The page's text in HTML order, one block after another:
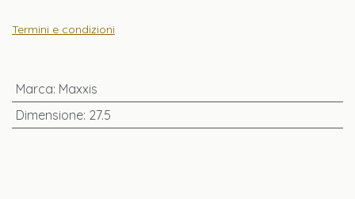
Termini e condizioni
Marca: Maxxis
Dimensione: 27.5